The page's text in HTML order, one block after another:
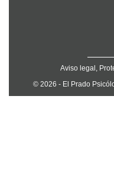
Aviso legal,
© 2026 - El Prado